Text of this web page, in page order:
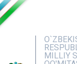
MILLIY